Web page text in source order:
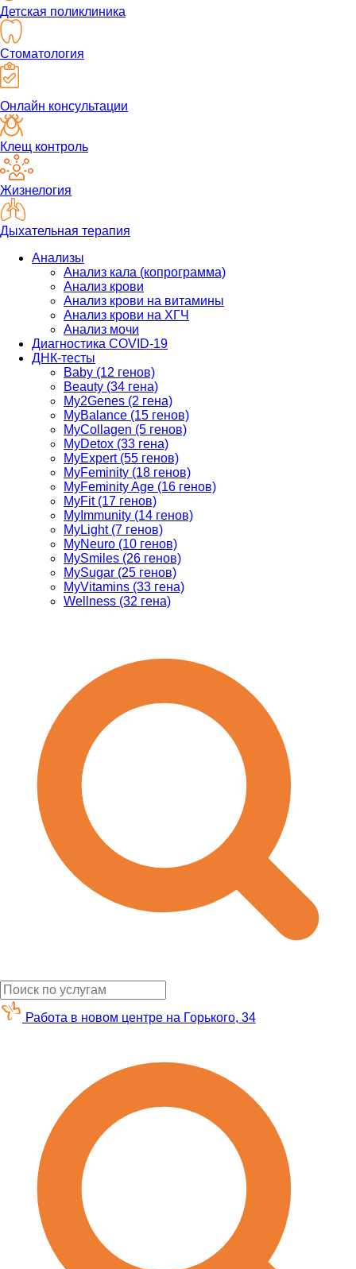
Детская поликлиника
Стоматология
Онлайн консультации
Клещ контроль
Жизнелогия
Дыхательная терапия
Анализы
Анализ кала (копрограмма)
Анализ крови
Анализ крови на витамины
Анализ крови на ХГЧ
Анализ мочи
Диагностика COVID-19
ДНК-тесты
Baby (12 генов)
Beauty (34 гена)
My2Genes (2 гена)
MyBalance (15 генов)
MyCollagen (5 генов)
MyDetox (33 гена)
MyExpert (55 генов)
MyFeminity (18 генов)
MyFeminity Age (16 генов)
MyFit (17 генов)
MyImmunity (14 генов)
MyLight (7 генов)
MyNeuro (10 генов)
MySmiles (26 генов)
MySugar (25 генов)
MyVitamins (33 гена)
Wellness (32 гена)
Работа в новом центре на Горького, 34